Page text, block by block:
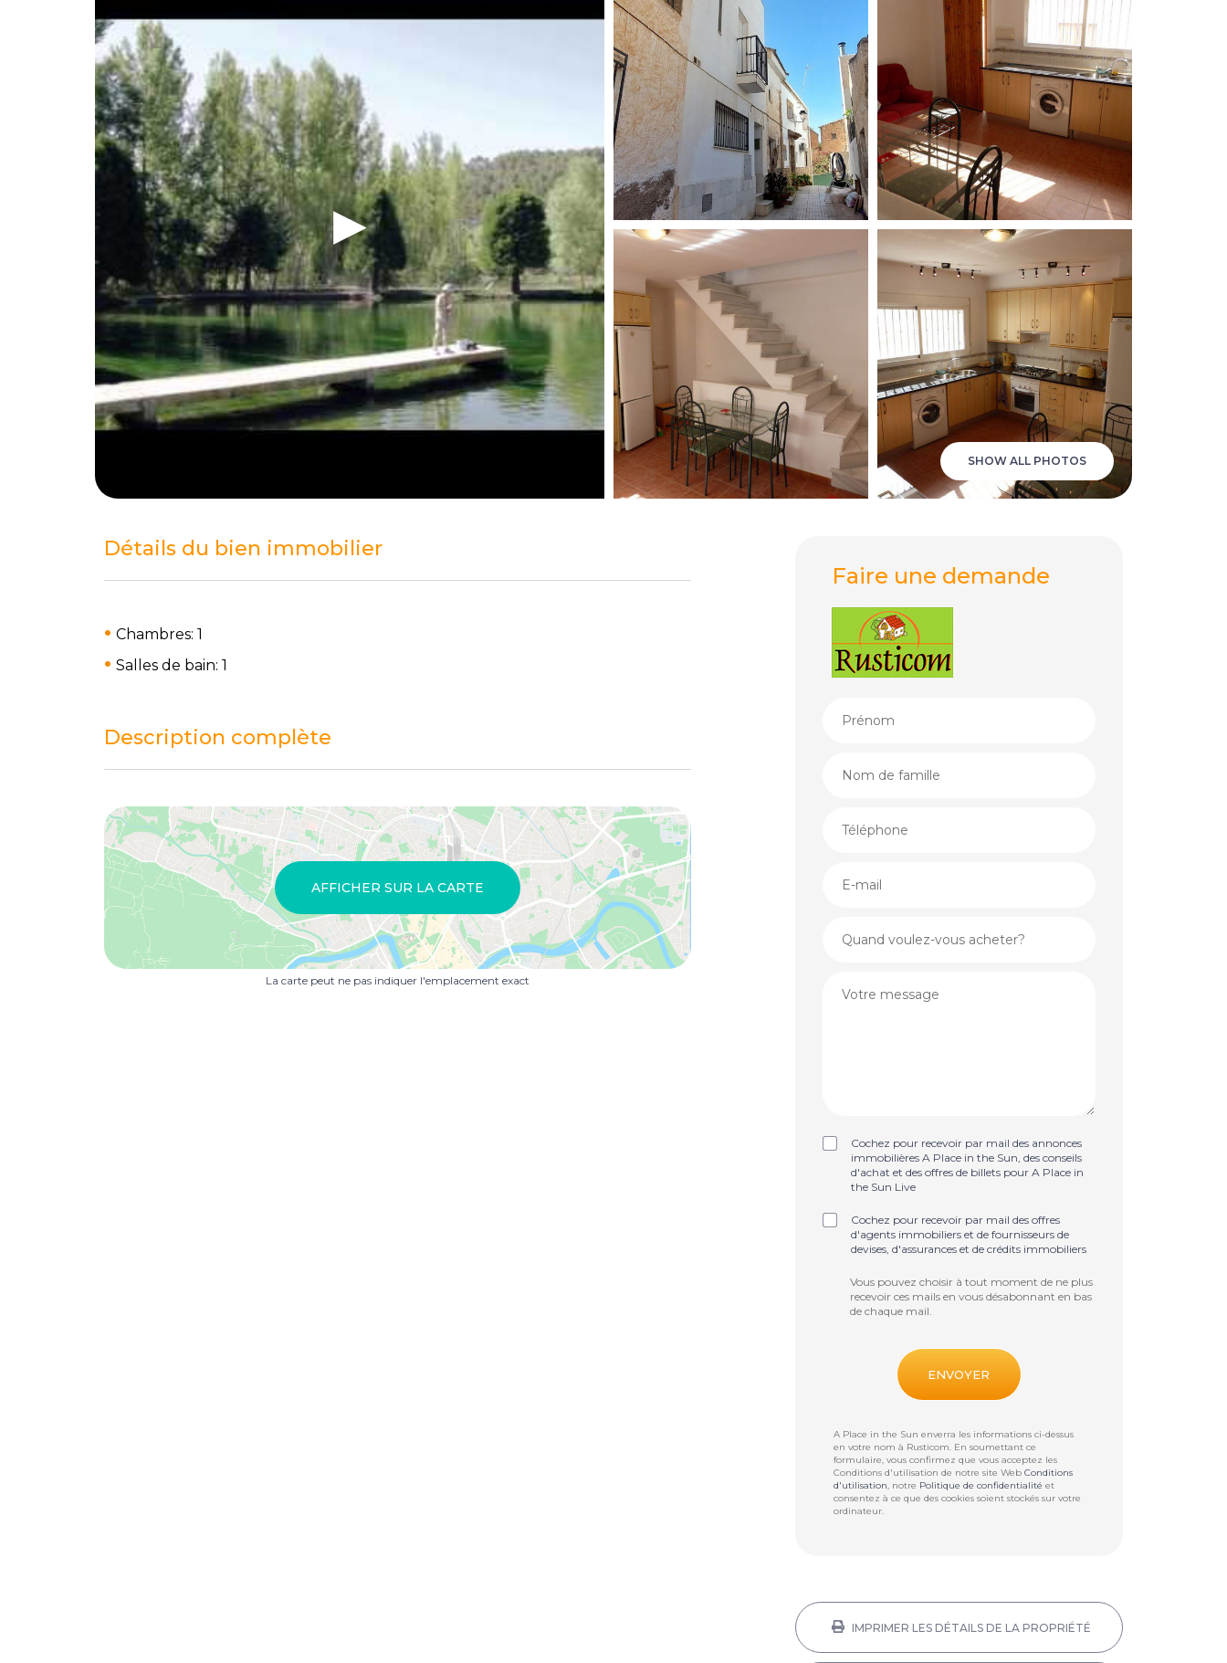
SHOW ALL PHOTOS
Détails du bien immobilier
Chambres: 1
Salles de bain: 1
Description complète
AFFICHER SUR LA CARTE
La carte peut ne pas indiquer l'emplacement exact
Faire une demande
Cochez pour recevoir par mail des annonces
immobilières A Place in the Sun, des conseils
d'achat et des offres de billets pour A Place in
the Sun Live
Cochez pour recevoir par mail des offres
d'agents immobiliers et de fournisseurs de
devises, d'assurances et de crédits immobiliers
Vous pouvez choisir à tout moment de ne plus
recevoir ces mails en vous désabonnant en bas
de chaque mail.
A Place in the Sun enverra les informations ci-dessus
en votre nom à Rusticom. En soumettant ce
formulaire, vous confirmez que vous acceptez les
Conditions d'utilisation de notre site WebConditions
d'utilisation, notre Politique de confidentialité et
consentez à ce que des cookies soient stockés sur votre
ordinateur.
IMPRIMER LES DÉTAILS DE LA PROPRIÉTÉ